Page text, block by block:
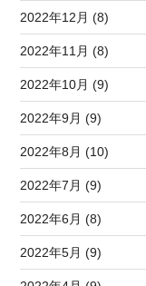
2022年12月 (8)
2022年11月 (8)
2022年10月 (9)
2022年9月 (9)
2022年8月 (10)
2022年7月 (9)
2022年6月 (8)
2022年5月 (9)